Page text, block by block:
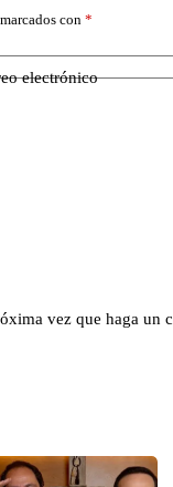
con *
electrónico
vez que haga un